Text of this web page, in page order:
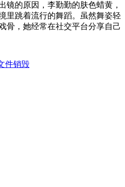
的原因，李勤勤的肤色蜡黄，
跳着流行的舞蹈。虽然舞姿轻
，她经常在社交平台分享自己
件销毁